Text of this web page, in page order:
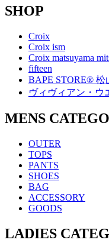
SHOP
Croix
Croix ism
Croix matsuyama
fifteen
BAPE STORE® 松
ヴィヴィアン・ウ
MENS
OUTER
TOPS
PANTS
SHOES
BAG
ACCESSORY
GOODS
LADIES